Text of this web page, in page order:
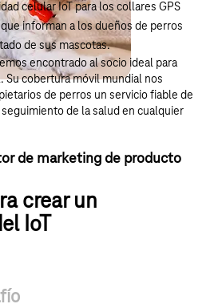
celular IoT para los collares GPS
informan a los dueños de perros
de sus mascotas.
encontrado al socio ideal para
Su cobertura móvil mundial nos
de perros un servicio fiable de
seguimiento de la salud en cualquier
de marketing de producto
crear un
IoT